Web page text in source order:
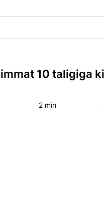
10 taligiga
2 min